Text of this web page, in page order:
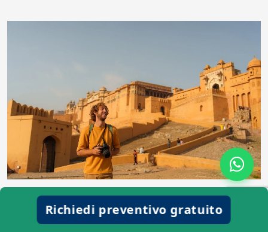
6. Cosa rende unico il
Triangolo d'Oro dell'India?
Richiedi preventivo gratuito